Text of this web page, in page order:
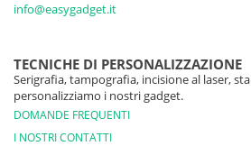
info@easygadget.it
TECNICHE DI PERSONALIZZAZIONE
Serigrafia, tampografia, incisione al laser,
personalizziamo i nostri gadget.
DOMANDE FREQUENTI
I NOSTRI CONTATTI